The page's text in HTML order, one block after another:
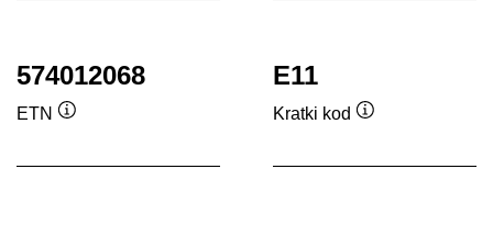
574012068
ETN
E11
Kratki kod